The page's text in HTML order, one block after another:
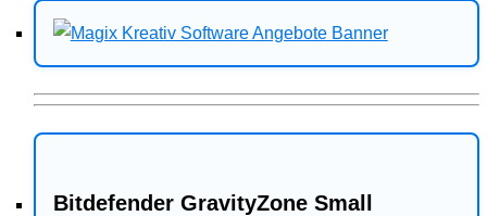
Bitdefender GravityZone Small